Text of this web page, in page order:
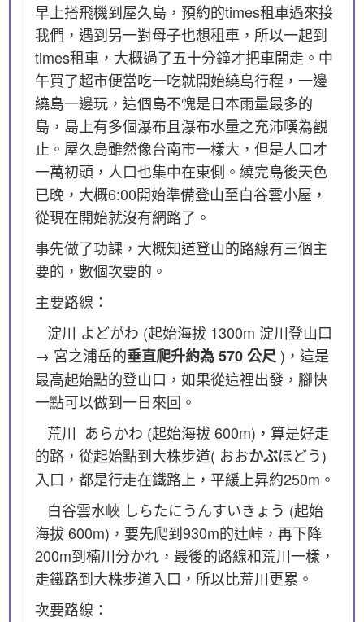
早上搭飛機到屋久島，預約的times租車過來接
我們，遇到另一對母子也想租車，所以一起到
times租車，大概過了五十分鐘才把車開走。中
午買了超市便當吃一吃就開始繞島行程，一邊
繞島一邊玩，這個島不愧是日本雨量最多的
島，島上有多個瀑布且瀑布水量之充沛嘆為觀
止。屋久島雖然像台南市一樣大，但是人口才
一萬初頭，人口也集中在東側。繞完島後天色
已晚，大概6:00開始準備登山至白谷雲小屋，
從現在開始就沒有網路了。
事先做了功課，大概知道登山的路線有三個主
要的，數個次要的。
主要路線：
淀川 よどがわ (起始海拔 1300m 淀川登山口
→ 宮之浦岳的垂直爬升約為 570 公尺)，這是
最高起始點的登山口，如果從這裡出發，腳快
一點可以做到一日來回。
荒川 あらかわ (起始海拔 600m)，算是好走
的路，從起始點到大株步道( おおかぶほどう)
入口，都是行走在鐵路上，平緩上昇約250m。
白谷雲水峽 しらたにうんすいきょう (起始
海拔 600m)，要先爬到930m的辻峠，再下降
200m到楠川分かれ，最後的路線和荒川一樣，
走鐵路到大株步道入口，所以比荒川更累。
次要路線：